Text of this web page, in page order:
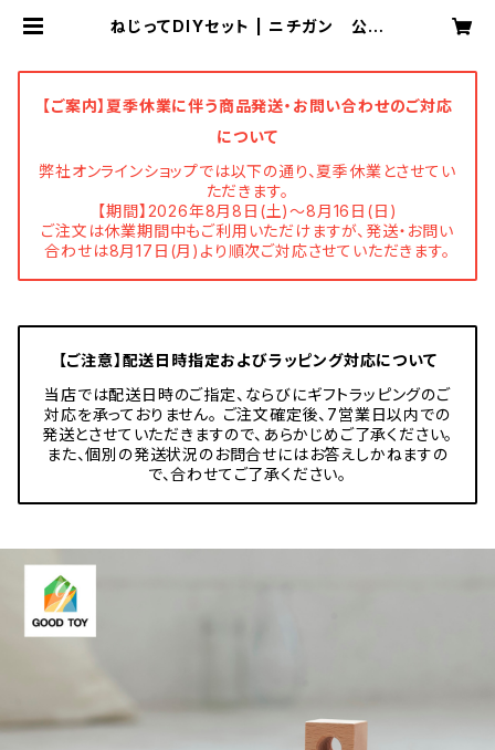
ねじってDIYセット | ニチガン 公式
【ご案内】夏季休業に伴う商品発送・お問い合わせのご対応
について
弊社オンラインショップでは以下の通り、夏季休業とさせてい
ただきます。
【期間】2026年8月8日(土)～8月16日(日)
ご注文は休業期間中もご利用いただけますが、発送・お問い
合わせは8月17日(月)より順次ご対応させていただきます。
【ご注意】配送日時指定およびラッピング対応について
当店では配送日時のご指定、ならびにギフトラッピングのご
対応を承っておりません。 ご注文確定後、7営業日以内での
発送とさせていただきますので、あらかじめご了承ください。
また、個別の発送状況のお問合せにはお答えしかねますの
で、合わせてご了承ください。